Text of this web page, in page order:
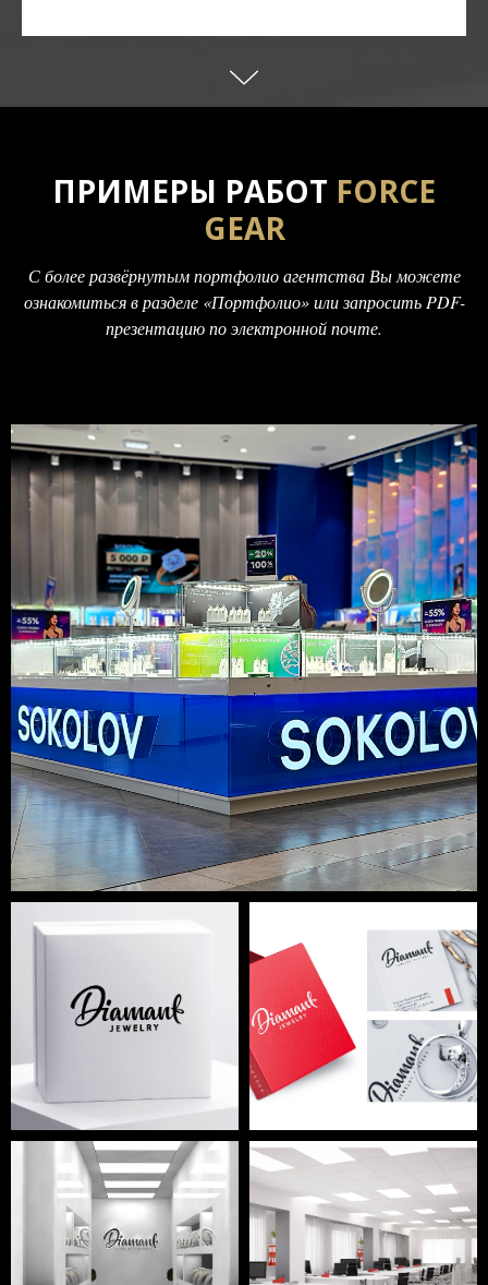
ПРИМЕРЫ РАБОТ FORCE
GEAR
С более развёрнутым портфолио агентства Вы можете
ознакомиться в разделе «Портфолио» или запросить PDF-
презентацию по электронной почте.